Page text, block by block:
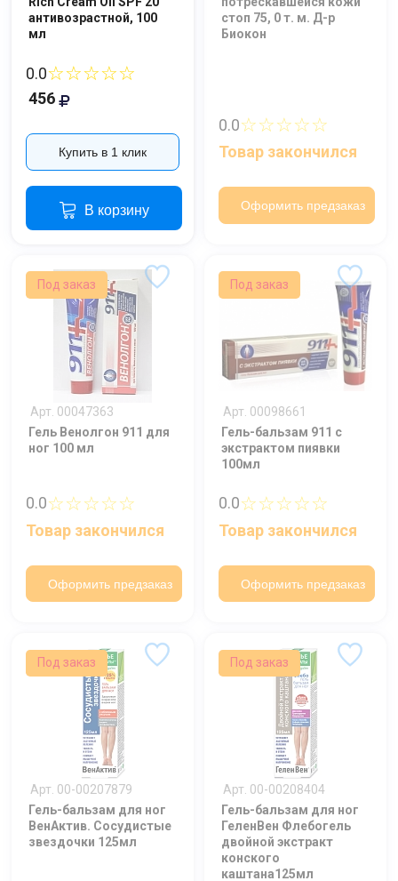
антивозрастной, 100
мл
0.0☆☆☆☆☆
456
Купить в 1 клик
В корзину
стоп 75, 0 т. м. Д-р
Биокон
0.0☆☆☆☆☆
Товар закончился
Оформить предзаказ
Под заказ
Арт. 00047363
Гель Венолгон 911 для
ног 100 мл
0.0☆☆☆☆☆
Товар закончился
Оформить предзаказ
Под заказ
Арт. 00098661
Гель-бальзам 911 с
экстрактом пиявки
100мл
0.0☆☆☆☆☆
Товар закончился
Оформить предзаказ
Под заказ
Арт. 00-00207879
Гель-бальзам для ног
ВенАктив. Сосудистые
звездочки 125мл
Под заказ
Арт. 00-00208404
Гель-бальзам для ног
ГеленВен Флебогель
двойной экстракт
конского
каштана125мл